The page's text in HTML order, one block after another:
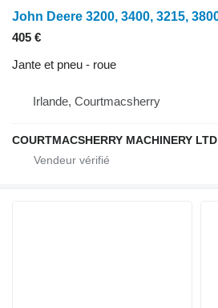
405 €
Jante et pneu - roue
Irlande, Courtmacsherry
COURTMACSHERRY MACHINERY LTD